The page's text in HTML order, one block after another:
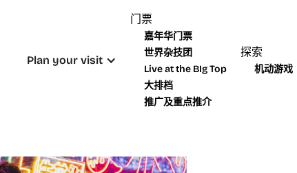
Plan your visit
门票
嘉年华门票
世界杂技团
Live at the BIg Top
大排档
推广及重点推介
探索
机动游戏